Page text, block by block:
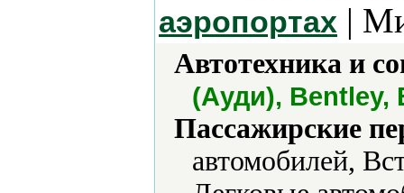
аэропортах |
Автотехника и
(Ауди), Bentley,
Пассажирские
автомобилей,